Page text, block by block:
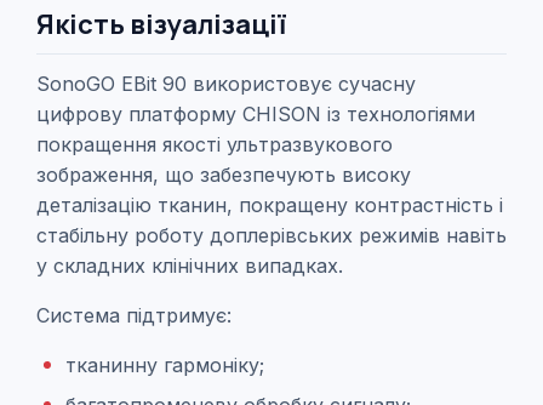
Якість візуалізації
SonoGO EBit 90 використовує сучасну
цифрову платформу CHISON із технологіями
покращення якості ультразвукового
зображення, що забезпечують високу
деталізацію тканин, покращену контрастність і
стабільну роботу доплерівських режимів навіть
у складних клінічних випадках.
Система підтримує:
тканинну гармоніку;